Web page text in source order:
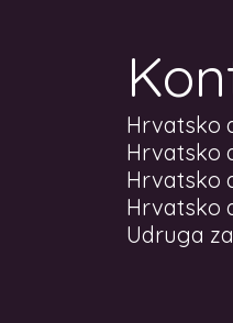
Hrvatsko
Hrvatsko
Hrvatsko
Hrvatsko
Udruga